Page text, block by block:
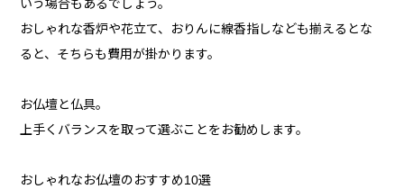
いう場合もあるでしょう。
おしゃれな香炉や花立て、おりんに線香指しなども揃えるとな
ると、そちらも費用が掛かります。
お仏壇と仏具。
上手くバランスを取って選ぶことをお勧めします。
おしゃれなお仏壇のおすすめ10選